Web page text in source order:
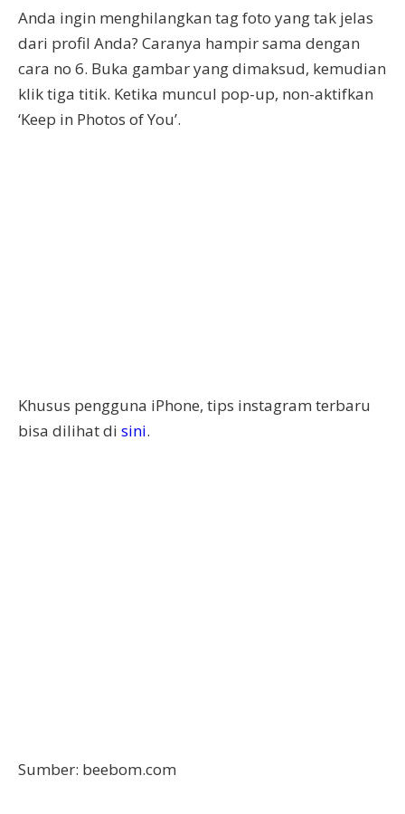
Anda ingin menghilangkan tag foto yang tak jelas
dari profil Anda? Caranya hampir sama dengan
cara no 6. Buka gambar yang dimaksud, kemudian
klik tiga titik. Ketika muncul pop-up, non-aktifkan
‘Keep in Photos of You’.
Khusus pengguna iPhone, tips instagram terbaru
bisa dilihat di sini.
Sumber: beebom.com